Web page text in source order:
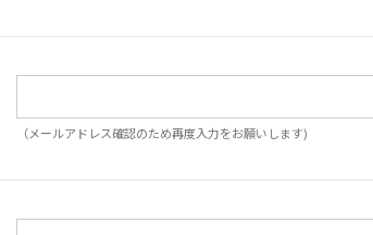
（メールアドレス確認のため再度入力をお願いします)